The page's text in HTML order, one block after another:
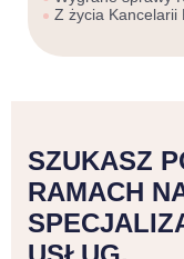
Z życia Kancelarii
SZUKASZ
RAMACH